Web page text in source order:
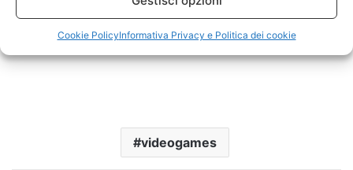
Cookie PolicyInformativa Privacy e Politica dei cookie
videogames